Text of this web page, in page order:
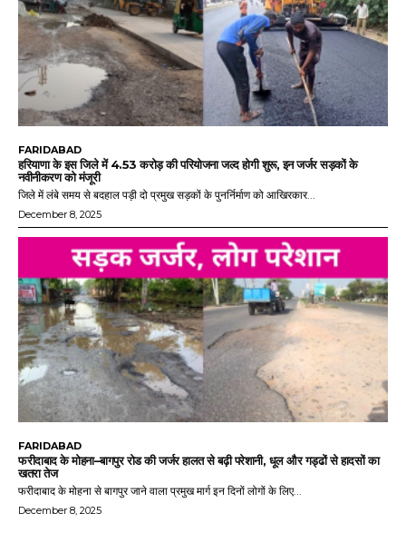
FARIDABAD
हरियाणा के इस जिले में 4.53 करोड़ की परियोजना जल्द होगी शुरू, इन जर्जर सड़कों के
नवीनीकरण को मंजूरी
जिले में लंबे समय से बदहाल पड़ी दो प्रमुख सड़कों के पुनर्निर्माण को आखिरकार...
December 8, 2025
FARIDABAD
फरीदाबाद के मोहना–बागपुर रोड की जर्जर हालत से बढ़ी परेशानी, धूल और गड्ढों से हादसों का
खतरा तेज
फरीदाबाद के मोहना से बागपुर जाने वाला प्रमुख मार्ग इन दिनों लोगों के लिए...
December 8, 2025